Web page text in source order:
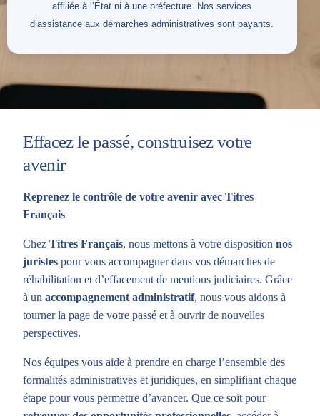
affiliée à l’État ni à une préfecture. Nos services
d’assistance aux démarches administratives sont payants.
Effacez le passé, construisez votre
avenir
Reprenez le contrôle de votre avenir avec Titres
Français
ChezTitres Français, nous mettons à votre dispositionnos
juristes pour vous accompagner dans vos démarches de
réhabilitation et d’effacement de mentions judiciaires. Grâce
à unaccompagnement administratif, nous vous aidons à
tourner la page de votre passé et à ouvrir de nouvelles
perspectives.
Nos équipes vous aide à prendre en charge l’ensemble des
formalités administratives et juridiques, en simplifiant chaque
étape pour vous permettre d’avancer. Que ce soit pour